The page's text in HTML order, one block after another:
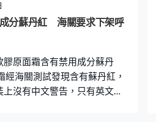
分蘇丹紅 海關要求下架呼
膠原面霜含有禁用成分蘇丹
海關測試發現含有蘇丹紅，
沒有中文警告，只有英文及